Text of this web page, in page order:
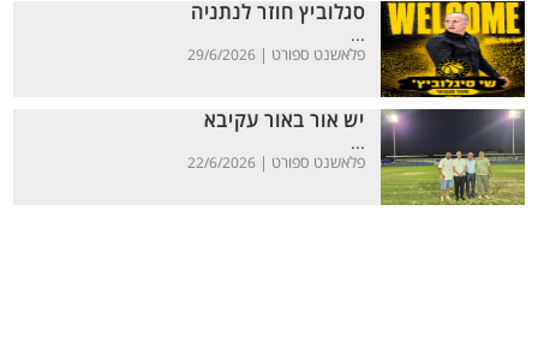
סגלוביץ חוזר לנתניה
...
פלאשנט ספורט | 29/6/2026
יש אור באור עקיבא
...
פלאשנט ספורט | 22/6/2026